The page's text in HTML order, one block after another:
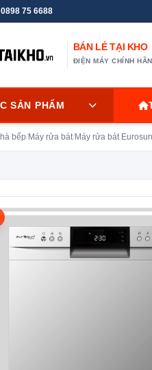
0898 75 6688
BÁN LẺ TẠI KHO
ĐIỆN MÁY CHÍNH
SẢN PHẨM
bếp/Máy rửa bát/Máy rửa bát Eurosun